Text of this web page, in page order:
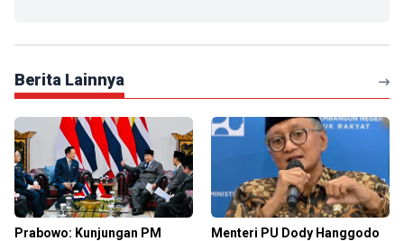
Berita Lainnya
Prabowo: Kunjungan PM
Menteri PU Dody Hanggodo